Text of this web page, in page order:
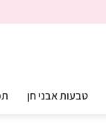
טבעות אבני חן